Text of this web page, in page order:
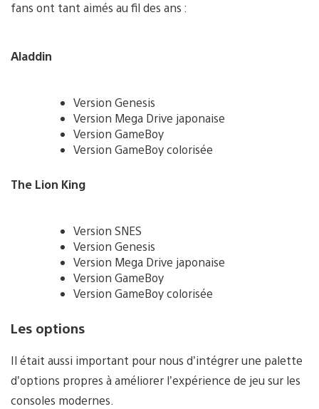
fans ont tant aimés au fil des ans :
Aladdin
Version Genesis
Version Mega Drive japonaise
Version GameBoy
Version GameBoy colorisée
The Lion King
Version SNES
Version Genesis
Version Mega Drive japonaise
Version GameBoy
Version GameBoy colorisée
Les options
Il était aussi important pour nous d’intégrer une palette
d’options propres à améliorer l’expérience de jeu sur les
consoles modernes.